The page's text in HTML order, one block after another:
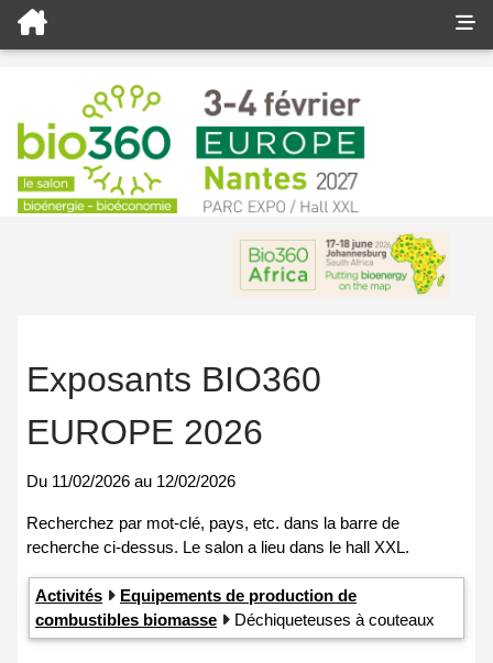
Exposants BIO360
EUROPE 2026
Du 11/02/2026 au 12/02/2026
Activités
Equipements de production de
combustibles biomasse
Déchiqueteuses à couteaux